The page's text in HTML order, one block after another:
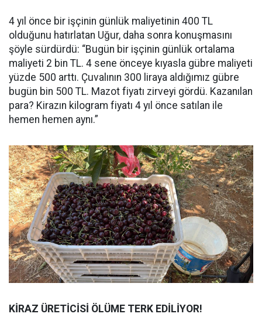
4 yıl önce bir işçinin günlük maliyetinin 400 TL
olduğunu hatırlatan Uğur, daha sonra konuşmasını
şöyle sürdürdü: “Bugün bir işçinin günlük ortalama
maliyeti 2 bin TL. 4 sene önceye kıyasla gübre maliyeti
yüzde 500 arttı. Çuvalının 300 liraya aldığımız gübre
bugün bin 500 TL. Mazot fiyatı zirveyi gördü. Kazanılan
para? Kirazın kilogram fiyatı 4 yıl önce satılan ile
hemen hemen aynı.”
KİRAZ ÜRETİCİSİ ÖLÜME TERK EDİLİYOR!